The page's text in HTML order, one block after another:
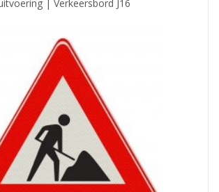
| Verkeersbord J16